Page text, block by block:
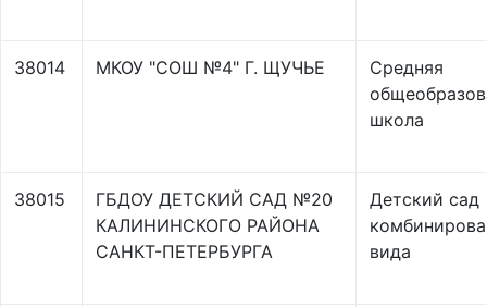
38014 МКОУ "СОШ №4" Г. ЩУЧЬЕ
Средняя
школа
38015
ГБДОУ ДЕТСКИЙ САД №20
КАЛИНИНСКОГО РАЙОНА
САНКТ-ПЕТЕРБУРГА
Детский сад
вида